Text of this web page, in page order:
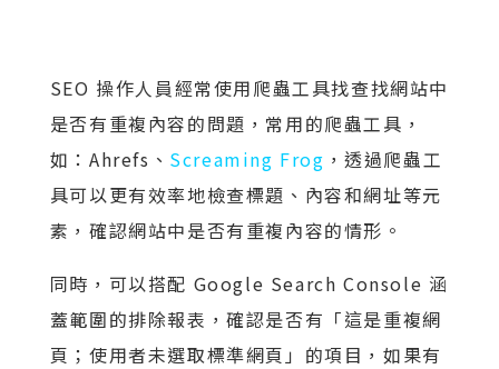
SEO 操作人員經常使用爬蟲工具找查找網站中
是否有重複內容的問題，常用的爬蟲工具，
如：Ahrefs、 Screaming Frog ，透過爬蟲工
具可以更有效率地檢查標題、內容和網址等元
素，確認網站中是否有重複內容的情形。
同時，可以搭配 Google Search Console 涵
蓋範圍的排除報表，確認是否有「這是重複網
頁；使用者未選取標準網頁」的項目，如果有